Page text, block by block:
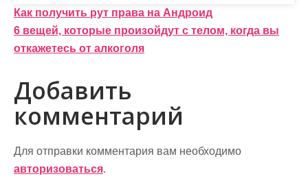
Н
а
и
г
а
ц
Как получить рут права на Андроид
6 вещей, которые произойдут с телом, когда вы
откажетесь от алкоголя
Добавить
комментарий
Для отправки комментария вам необходимо
авторизоваться.